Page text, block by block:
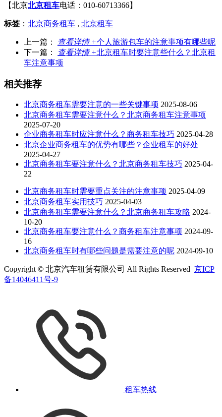
【北京北京租车电话：010-60713366】
标签 ： 北京商务租车 , 北京租车
上一篇： 查看详情 +个人旅游包车的注意事项有哪些呢
下一篇：
查看详情 +北京租车时要注意些什么？北京租
车注意事项
相关推荐
北京商务租车需要注意的一些关键事项 2025-08-06
北京商务租车需要注意什么？北京商务租车注意事项
2025-07-20
企业商务租车时应注意什么？商务租车技巧 2025-04-28
北京企业商务租车的优势有哪些？企业租车的好处
2025-04-27
北京商务租车要注意什么？北京商务租车技巧 2025-04-
22
北京商务租车时需要重点关注的注意事项 2025-04-09
北京商务租车实用技巧 2025-04-03
北京商务租车需要注意什么？北京商务租车攻略 2024-
10-20
北京商务租车要注意什么？商务租车注意事项 2024-09-
16
北京商务租车时有哪些问题是需要注意的呢 2024-09-10
Copyright © 北京汽车租赁有限公司 All Rights Reserved 京ICP
备14046411号-9
租车热线